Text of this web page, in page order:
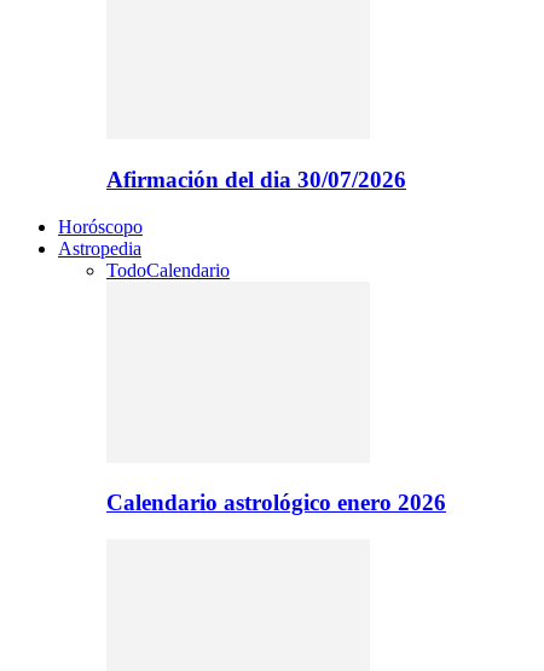
Afirmación del dia 30/07/2026
Horóscopo
Astropedia
TodoCalendario
Calendario astrológico enero 2026